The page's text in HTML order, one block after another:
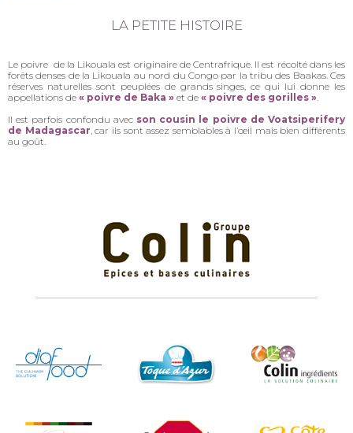
LA PETITE HISTOIRE
Le poivre de la Likouala est originaire de Centrafrique. Il est récolté dans les
forêts denses de la Likouala au nord du Congo par la tribu des Baakas. Ces
réserves naturelles sont peuplées de grands singes, ce qui lui donne les
appellations de « poivre de Baka » et de « poivre des gorilles »
Il est parfois confondu avec son cousin le poivre de Voatsiperifery
de Madagascar , car ils sont assez semblables à l’œil mais bien différents
au goût.